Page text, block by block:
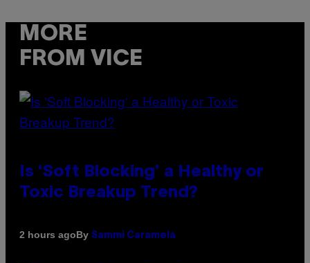
MORE
FROM VICE
Is ‘Soft Blocking’ a Healthy or
Toxic Breakup Trend?
2 hours agoBy Sammi Caramela